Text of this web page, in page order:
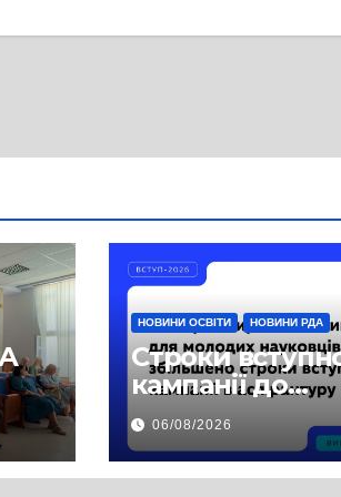
НОВИНИ ОСВІТИ НОВИНИ РДА
Строки
кампанії до
аспірантури
продовжено
06/08/2026